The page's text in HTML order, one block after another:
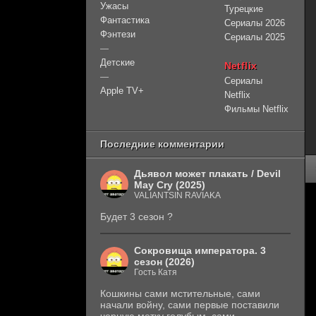
Ужасы
Фантастика
Фэнтези
—
Детские
—
Apple TV+
Турецкие
Сериалы 2026
Сериалы 2025
Netflix
Сериалы
Netflix
Фильмы Netflix
Последние комментарии
Дьявол может плакать / Devil
May Cry (2025)
VALIANTSIN RAVIAKA
Будет 3 сезон ?
Сокровища императора. 3
сезон (2026)
Гость Катя
Кошкины сами мстительные, сами
начали войну, сами первые поставили